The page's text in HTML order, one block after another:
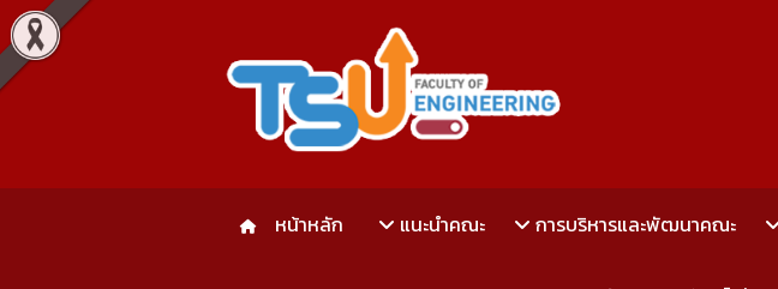
หน้าหลัก แนะนำคณะ การบริหารและพัฒนาคณะ